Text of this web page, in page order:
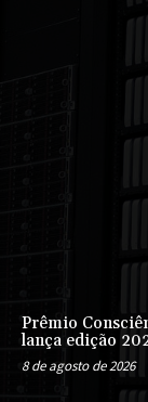
Prêmio
lança edição
8 de agosto de 2026